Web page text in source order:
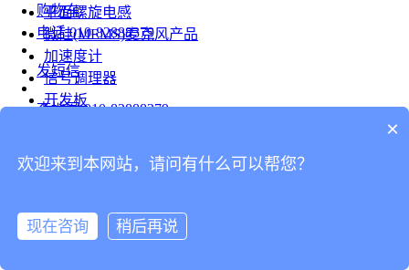
平面螺旋电感
微硅(MEMS)麦克风产品
加速度计
信号调理器
开发板
台式仪表
连接器
购物车
电话 010-82888379
发短信
查地图 010-82888379
分享
×
欢迎来到本网站，请问有什么可以帮您？
现在咨询 稍后再说